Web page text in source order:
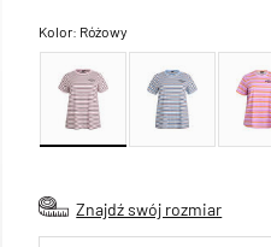
Kolor: Różowy
Znajdź swój rozmiar